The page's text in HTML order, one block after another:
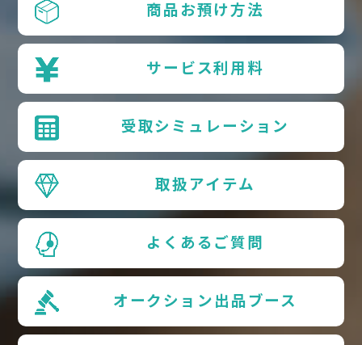
商品お預け方法
サービス利用料
受取シミュレーション
取扱アイテム
よくあるご質問
オークション出品ブース